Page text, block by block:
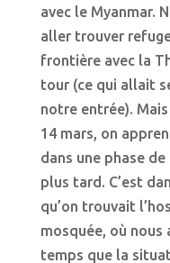
avec le Myanmar.
aller trouver
frontière avec la
tour (ce qui allait
notre entrée).
14 mars, on
dans une phase
plus tard. C’est
qu’on trouvait
mosquée, où
temps que la